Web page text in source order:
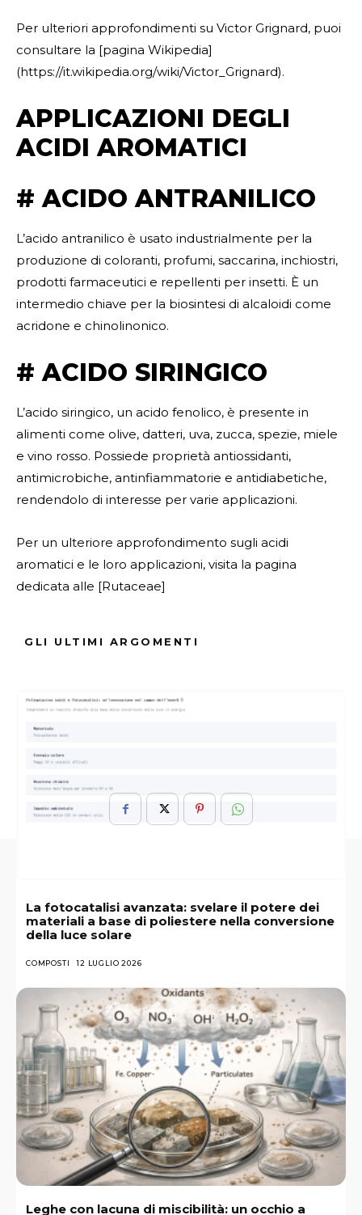
Per ulteriori approfondimenti su Victor Grignard, puoi
consultare la [pagina Wikipedia]
(https://it.wikipedia.org/wiki/Victor_Grignard).
APPLICAZIONI DEGLI
ACIDI AROMATICI
# ACIDO ANTRANILICO
L’acido antranilico è usato industrialmente per la
produzione di coloranti, profumi, saccarina, inchiostri,
prodotti farmaceutici e repellenti per insetti. È un
intermedio chiave per la biosintesi di alcaloidi come
acridone e chinolinonico.
# ACIDO SIRINGICO
L’acido siringico, un acido fenolico, è presente in
alimenti come olive, datteri, uva, zucca, spezie, miele
e vino rosso. Possiede proprietà antiossidanti,
antimicrobiche, antinfiammatorie e antidiabetiche,
rendendolo di interesse per varie applicazioni.
Per un ulteriore approfondimento sugli acidi
aromatici e le loro applicazioni, visita la pagina
dedicata alle [Rutaceae]
ARGOMENTI : Acidi Applicazioni
Caratteristiche
Organici
GLI ULTIMI ARGOMENTI
La fotocatalisi avanzata: svelare il potere dei
materiali a base di poliestere nella conversione
della luce solare
COMPOSTI 12 LUGLIO 2026
Leghe con lacuna di miscibilità: un occhio a